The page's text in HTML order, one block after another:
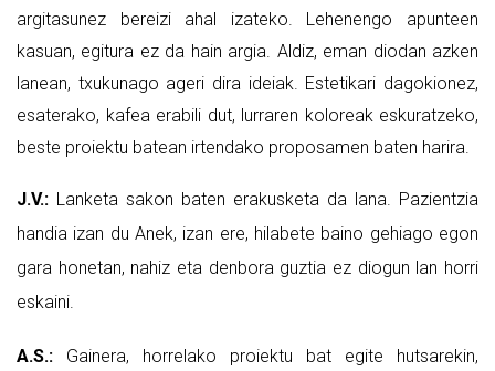
argitasunez bereizi ahal izateko. Lehenengo apunteen
kasuan, egitura ez da hain argia. Aldiz, eman diodan azken
lanean, txukunago ageri dira ideiak. Estetikari dagokionez,
esaterako, kafea erabili dut, lurraren koloreak eskuratzeko,
beste proiektu batean irtendako proposamen baten harira.
J.V.: Lanketa sakon baten erakusketa da lana. Pazientzia
handia izan du Anek, izan ere, hilabete baino gehiago egon
gara honetan, nahiz eta denbora guztia ez diogun lan horri
eskaini.
A.S.: Gainera, horrelako proiektu bat egite hutsarekin,